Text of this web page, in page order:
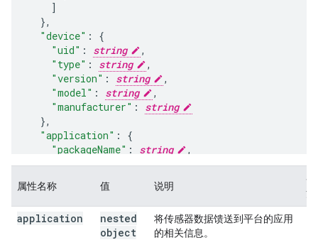
]
},
"device" :
"uid" : string
,
"type" : string
,
"version" : string
,
"model" : string
,
"manufacturer" :
string
},
"application" :
"packageName" : string
,
"version": string
,
string
"name"
string
},
"dataQualityStandard": [
属性名称 值 说明
备
注
application
nested
object
将传感器数据馈送到平台的应用
的相关信息。